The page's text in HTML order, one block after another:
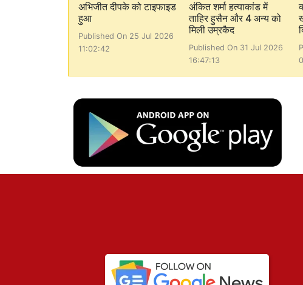
अभिजीत दीपके को टाइफाइड
हुआ
Published On 25 Jul 2026
11:02:42
अंकित शर्मा हत्याकांड में
ताहिर हुसैन और 4 अन्य को
मिली उम्रकैद
Published On 31 Jul 2026
16:47:13